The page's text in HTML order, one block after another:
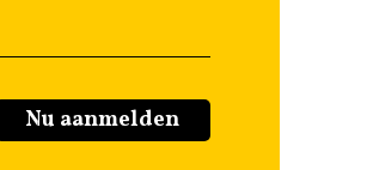
Nu aanmelden